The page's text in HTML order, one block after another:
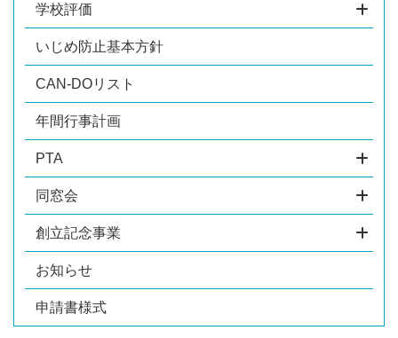
学校評価
いじめ防止基本方針
CAN-DOリスト
年間行事計画
PTA
同窓会
創立記念事業
お知らせ
申請書様式